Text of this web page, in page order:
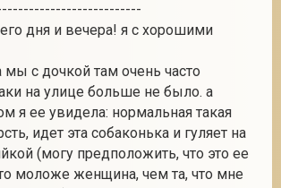
дня и вечера! я с хорошими
мы с дочкой там очень часто
на улице больше не было. а
я ее увидела: нормальная такая
идет эта собаконька и гуляет на
(могу предположить, что это ее
моложе женщина, чем та, что мне